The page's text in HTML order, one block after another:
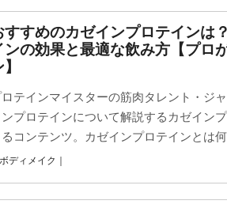
すすめのカゼインプロテインは
ンの効果と最適な飲み方【プロ
ロテインマイスターの筋肉タレント・ジ
ンプロテインについて解説するカゼイン
るコンテンツ。カゼインプロテインとは
ボディメイク｜